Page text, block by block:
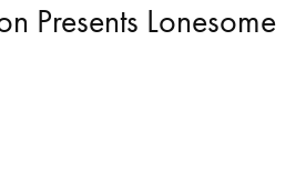
Presents Lonesome